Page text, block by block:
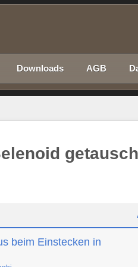
Downloads AGB
beim Einstecken in